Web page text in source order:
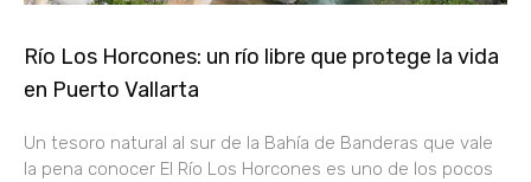
Río Los Horcones: un río libre que protege la vida
en Puerto Vallarta
Un tesoro natural al sur de la Bahía de Banderas que vale
la pena conocer El Río Los Horcones es uno de los pocos